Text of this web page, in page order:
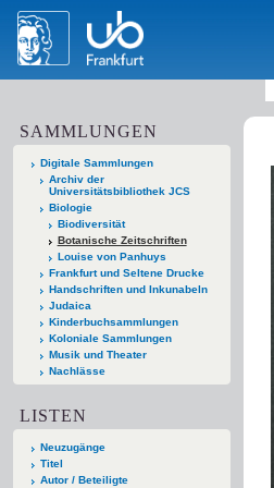
SAMMLUNGEN
Digitale Sammlungen
Archiv der
Universitätsbibliothek JCS
Biologie
Biodiversität
Botanische Zeitschriften
Louise von Panhuys
Frankfurt und Seltene Drucke
Handschriften und Inkunabeln
Judaica
Kinderbuchsammlungen
Koloniale Sammlungen
Musik und Theater
Nachlässe
LISTEN
Neuzugänge
Titel
Autor / Beteiligte